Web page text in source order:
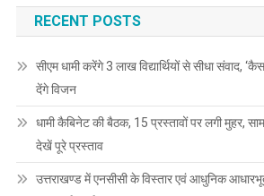
RECENT POSTS
सीएम धामी करेंगे 3 लाख विद्यार्थियों से सीधा संवाद,
देंगे विजन
धामी कैबिनेट की बैठक, 15 प्रस्तावों पर लगी मुहर,
देखें पूरे प्रस्ताव
उत्तराखण्ड में एनसीसी के विस्तार एवं आधुनिक